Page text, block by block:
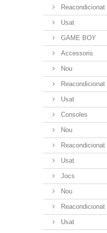
Reacondicionat
Usat
GAME BOY
Accessoris
Nou
Reacondicionat
Usat
Consoles
Nou
Reacondicionat
Usat
Jocs
Nou
Reacondicionat
Usat